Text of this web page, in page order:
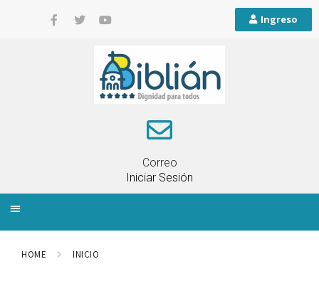
Ingreso
Correo
Iniciar Sesión
HOME INICIO